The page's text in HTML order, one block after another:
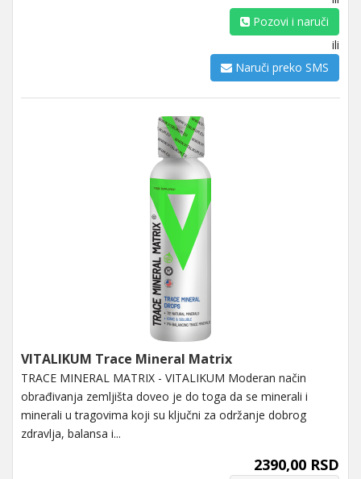
Pozovi i naruči
ili
Naruči preko SMS
VITALIKUM Trace Mineral Matrix
TRACE MINERAL MATRIX - VITALIKUM Moderan način
obrađivanja zemljišta doveo je do toga da se minerali i
minerali u tragovima koji su ključni za održanje dobrog
zdravlja, balansa i...
2390,00 RSD